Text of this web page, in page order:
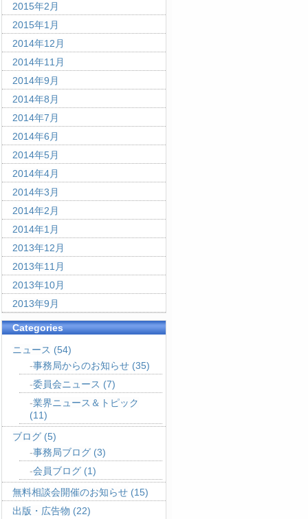
2015年2月
2015年1月
2014年12月
2014年11月
2014年9月
2014年8月
2014年7月
2014年6月
2014年5月
2014年4月
2014年3月
2014年2月
2014年1月
2013年12月
2013年11月
2013年10月
2013年9月
Categories
ニュース (54)
事務局からのお知らせ (35)
委員会ニュース (7)
業界ニュース＆トピック
(11)
ブログ (5)
事務局ブログ (3)
会員ブログ (1)
無料相談会開催のお知らせ (15)
出版・広告物 (22)